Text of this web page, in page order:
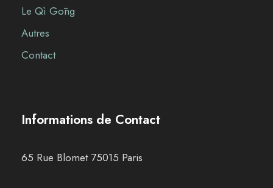
Le Qì Gōng
Autres
Contact
Informations de Contact
65 Rue Blomet 75015 Paris